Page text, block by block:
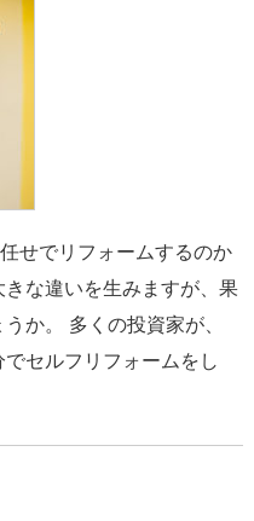
せでリフォームするのか
な違いを生みますが、果
か。 多くの投資家が、
セルフリフォームをし